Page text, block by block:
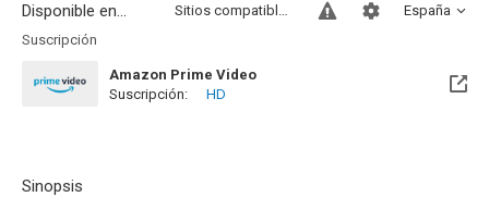
Disponible en... España
Sitios compatibles
Suscripción
Amazon Prime Video
Suscripción:
HD
Sinopsis